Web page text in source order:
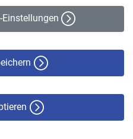
Einstellungen